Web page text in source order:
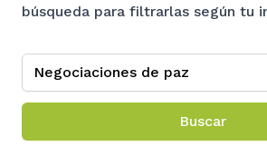
búsqueda para filtrarlas según tu
Buscar